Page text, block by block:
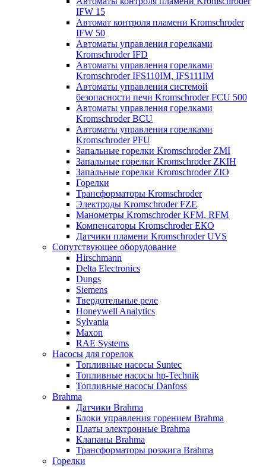
IFW 15
Автомат контроля пламени Kromschroder
IFW 50
Автоматы управления горелками
Kromschroder IFD
Автоматы управления горелками
Kromschroder IFS110IM, IFS111IM
Автоматы управления системой
безопасности печи Kromschroder FCU 500
Автоматы управления горелками
Kromschroder BCU
Автоматы управления горелками
Kromschroder PFU
Запальные горелки Kromschroder ZМI
Запальные горелки Kromschroder ZKIH
Запальные горелки Kromschroder ZIO
Горелки
Трансформаторы Kromschroder
Электроды Kromschroder FZE
Манометры Kromschroder KFM, RFM
Компенсаторы Kromschroder ЕКО
Датчики пламени Kromschroder UVS
Сопутствующее оборудование
Hirschmann
Delta Electronics
Dungs
Siemens
Твердотельные реле
Honeywell Analytics
Sylvania
Maxon
RAE Systems
Насосы для горелок
Топливные насосы Suntec
Топливные насосы hp-Technik
Топливные насосы Danfoss
Brahma
Датчики Brahma
Блоки управления горением Brahma
Платы электронные Brahma
Клапаны Brahma
Трансформаторы розжига Brahma
Горелки